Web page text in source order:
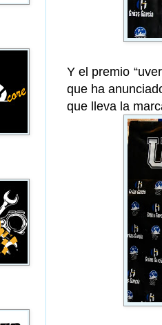
Y el premio
que ha
que lleva la